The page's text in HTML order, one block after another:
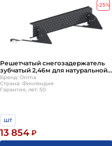
-25%
Решетчатый снегозадержатель
зубчатый 2,46м для натуральной
черепицы VLE6
Бренд: Orima
Страна: Финляндия
Гарантия, лет: 50
шт
13 854 ₽